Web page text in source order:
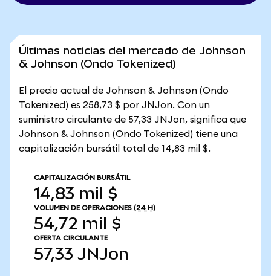
Últimas noticias del mercado de Johnson
& Johnson (Ondo Tokenized)
El precio actual de Johnson & Johnson (Ondo
Tokenized) es 258,73 $ por JNJon. Con un
suministro circulante de 57,33 JNJon, significa que
Johnson & Johnson (Ondo Tokenized) tiene una
capitalización bursátil total de 14,83 mil $.
CAPITALIZACIÓN BURSÁTIL
14,83 mil $
VOLUMEN DE OPERACIONES (24 H)
54,72 mil $
OFERTA CIRCULANTE
57,33 JNJon